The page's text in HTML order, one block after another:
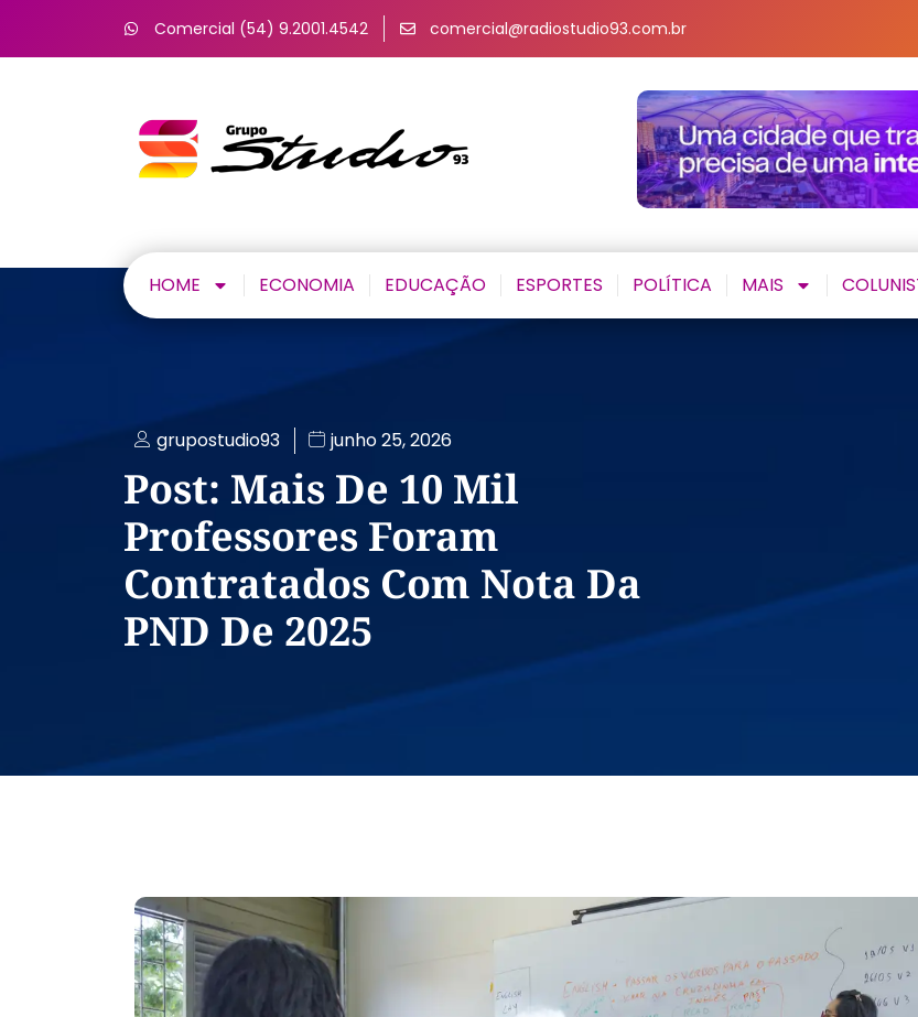
Comercial (54) 9.2001.4542 comercial@radiostudio93.com.br
HOME ECONOMIA EDUCAÇÃO ESPORTES POLÍTICA MAIS
grupostudio93 junho 25, 2026
Post: Mais De 10 Mil
Professores Foram
Contratados Com Nota Da
PND De 2025